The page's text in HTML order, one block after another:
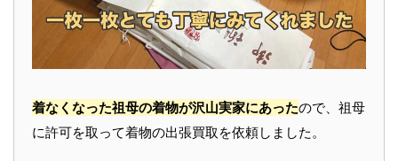
着なくなった祖母の着物が沢山実家にあったので、祖母
に許可を取って着物の出張買取を依頼しました。